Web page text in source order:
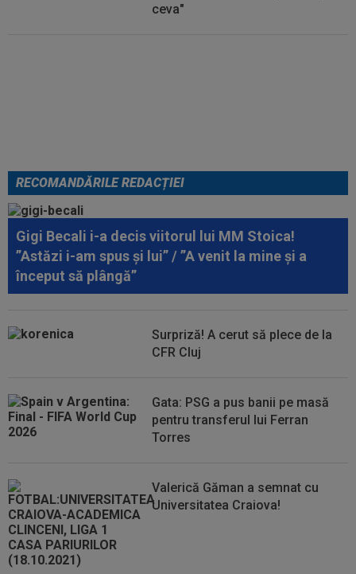
ceva"
RECOMANDĂRILE REDACȚIEI
Gigi Becali i-a decis viitorul lui MM Stoica!
”Astăzi i-am spus și lui” / ”A venit la mine și a
început să plângă”
Surpriză! A cerut să plece de la
CFR Cluj
Gata: PSG a pus banii pe masă
pentru transferul lui Ferran
Torres
Valerică Găman a semnat cu
Universitatea Craiova!